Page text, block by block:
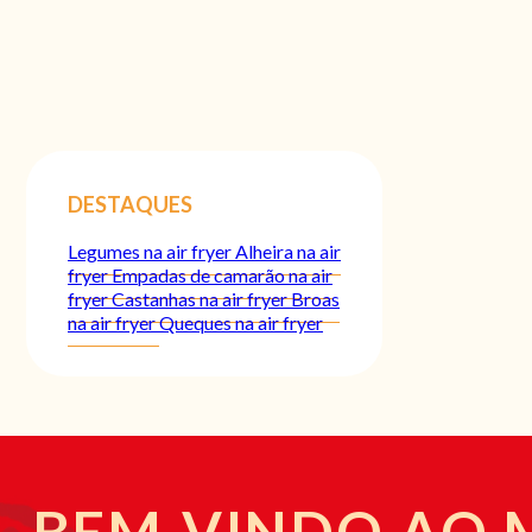
DESTAQUES
Legumes na air fryer Alheira na air
fryerEmpadas de camarão na air
fryerCastanhas na air fryerBroas
na air fryerQueques na air fryer